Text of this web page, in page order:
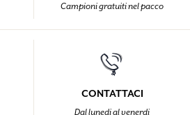
Campioni gratuiti nel pacco
CONTATTACI
Dal lunedi al venerdi